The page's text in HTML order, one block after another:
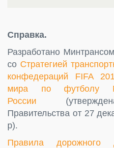
Справка.
Разработано
со Стратегией
конфедераций FIFA
мира по футболу
России
Правительства от 27
р).
Правила дорожного